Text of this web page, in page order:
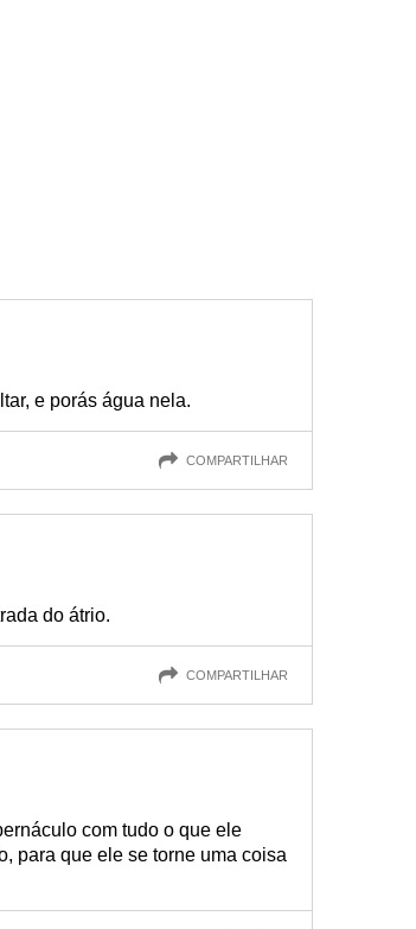
e porás água nela.
COMPARTILHAR
do átrio.
COMPARTILHAR
com tudo o que ele
para que ele se torne uma coisa